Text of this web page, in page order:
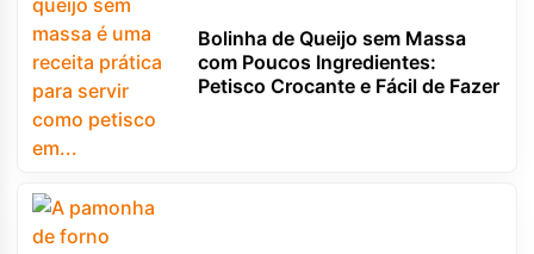
Bolinha de Queijo sem Massa
com Poucos Ingredientes:
Petisco Crocante e Fácil de Fazer